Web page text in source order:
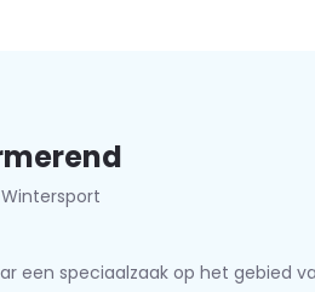
een speciaalzaak op het gebied